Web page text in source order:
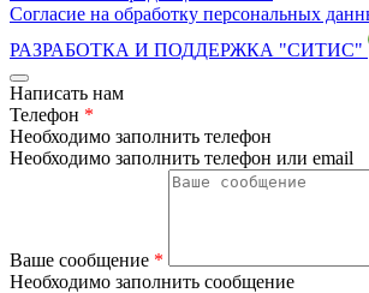
Согласие на обработку персональных
РАЗРАБОТКА И ПОДДЕРЖКА "СИТИС"
Написать нам
Телефон *
Необходимо заполнить телефон
Необходимо заполнить телефон или email
Ваше сообщение *
Необходимо заполнить сообщение